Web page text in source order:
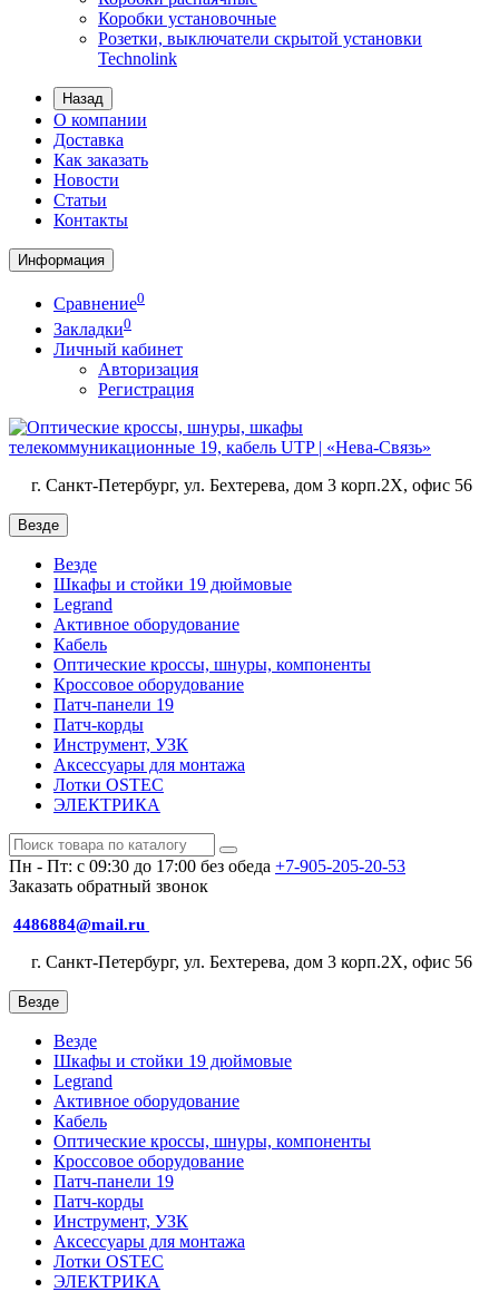
Коробки установочные
Розетки, выключатели скрытой установки
Technolink
Назад
О компании
Доставка
Как заказать
Новости
Статьи
Контакты
Информация
Сравнение0
Закладки0
Личный кабинет
Авторизация
Регистрация
г. Санкт-Петербург, ул. Бехтерева, дом 3 корп.2X, офис 56
Везде
Везде
Шкафы и стойки 19 дюймовые
Legrand
Активное оборудование
Кабель
Оптические кроссы, шнуры, компоненты
Кроссовое оборудование
Патч-панели 19
Патч-корды
Инструмент, УЗК
Аксессуары для монтажа
Лотки OSTEC
ЭЛЕКТРИКА
Пн - Пт: с 09:30 до 17:00 без обеда +7-905-205-20-53
Заказать обратный звонок
4486884@mail.ru
г. Санкт-Петербург, ул. Бехтерева, дом 3 корп.2X, офис 56
Везде
Везде
Шкафы и стойки 19 дюймовые
Legrand
Активное оборудование
Кабель
Оптические кроссы, шнуры, компоненты
Кроссовое оборудование
Патч-панели 19
Патч-корды
Инструмент, УЗК
Аксессуары для монтажа
Лотки OSTEC
ЭЛЕКТРИКА